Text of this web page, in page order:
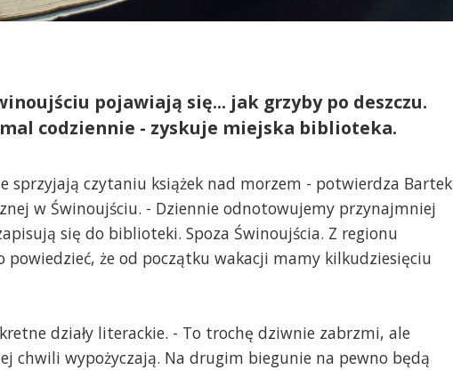
pojawiają się... jak grzyby po deszczu.
codziennie - zyskuje miejska biblioteka.
sprzyjają czytaniu książek nad morzem - potwierdza Bartek
w Świnoujściu. - Dziennie odnotowujemy przynajmniej
się do biblioteki. Spoza Świnoujścia. Z regionu
powiedzieć, że od początku wakacji mamy kilkudziesięciu
działy literackie. - To trochę dziwnie zabrzmi, ale
chwili wypożyczają. Na drugim biegunie na pewno będą